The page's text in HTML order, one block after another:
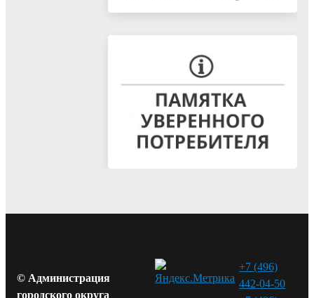
© Администрация
городского округа
+7 (496)
442-04-50